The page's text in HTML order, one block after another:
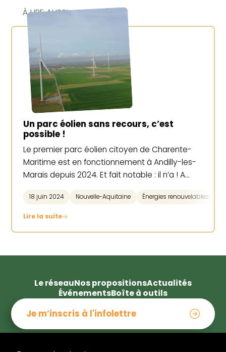
À LIRE AUSSI
Un parc éolien sans recours, c’est
possible !
Le premier parc éolien citoyen de Charente-
Maritime est en fonctionnement à Andilly-les-
Marais depuis 2024. Et fait notable : il n’a ! A…
18 juin 2024 Nouvelle-Aquitaine Énergies renouvelables
Lire la suite
Le réseauNos propositionsActualités
ÉvénementsBoîte à outils
Je m’inscris à l'infolettre